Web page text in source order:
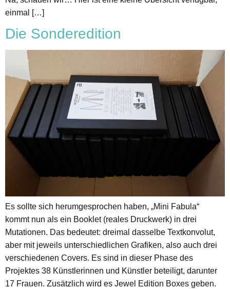
einmal […]
Die Sonderedition
Es sollte sich herumgesprochen haben, „Mini Fabula“
kommt nun als ein Booklet (reales Druckwerk) in drei
Mutationen. Das bedeutet: dreimal dasselbe Textkonvolut,
aber mit jeweils unterschiedlichen Grafiken, also auch drei
verschiedenen Covers. Es sind in dieser Phase des
Projektes 38 Künstlerinnen und Künstler beteiligt, darunter
17 Frauen. Zusätzlich wird es Jewel Edition Boxes geben.